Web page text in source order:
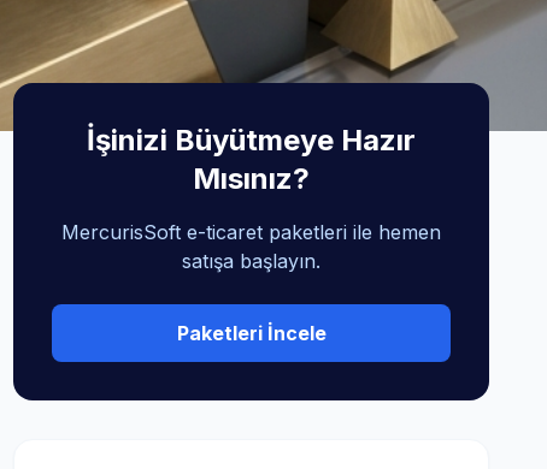
İşinizi Büyütmeye Hazır
Mısınız?
MercurisSoft e-ticaret paketleri ile hemen
satışa başlayın.
Paketleri İncele